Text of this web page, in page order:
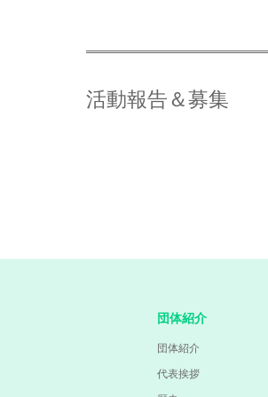
活動報告＆募集
団体紹介
団体紹介
代表挨拶